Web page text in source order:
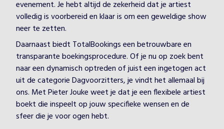
evenement. Je hebt altijd de zekerheid dat je artiest
volledig is voorbereid en klaar is om een geweldige show
neer te zetten.
Daarnaast biedt TotalBookings een betrouwbare en
transparante boekingsprocedure. Of je nu op zoek bent
naar een dynamisch optreden of juist een ingetogen act
uit de categorie Dagvoorzitters, je vindt het allemaal bij
ons. Met Pieter Jouke weet je dat je een flexibele artiest
boekt die inspeelt op jouw specifieke wensen en de
sfeer die je voor ogen hebt.